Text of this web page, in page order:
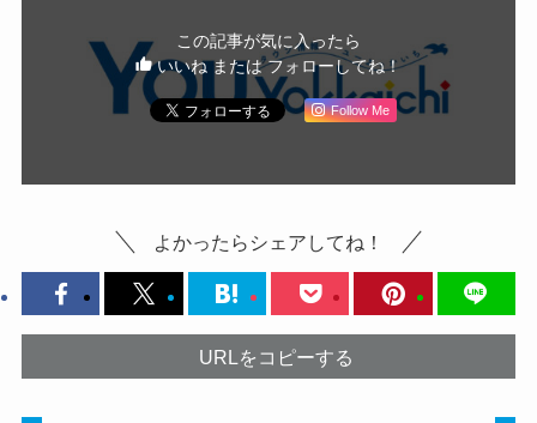
この記事が気に入ったら
いいね または フォローしてね！
Follow Me
よかったらシェアしてね！
URLをコピーする